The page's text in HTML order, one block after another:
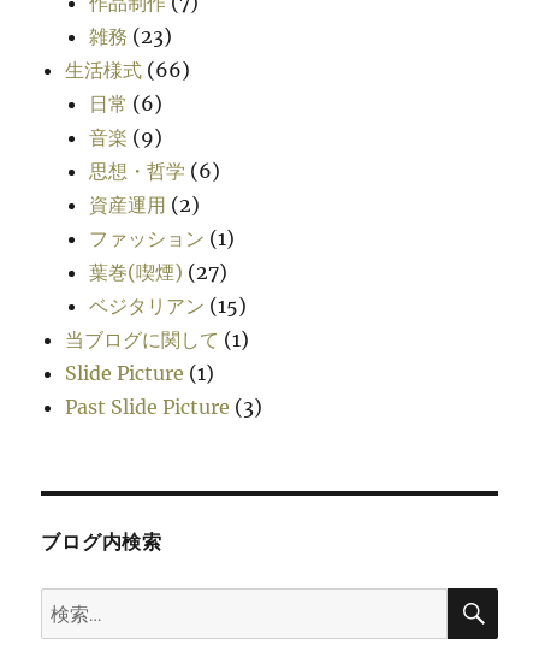
雑務 (23)
生活様式 (66)
日常 (6)
音楽 (9)
思想・哲学 (6)
資産運用 (2)
ファッション (1)
葉巻(喫煙) (27)
ベジタリアン (15)
当ブログに関して (1)
Slide Picture (1)
Past Slide Picture (3)
ブログ内検索
検
索:
検